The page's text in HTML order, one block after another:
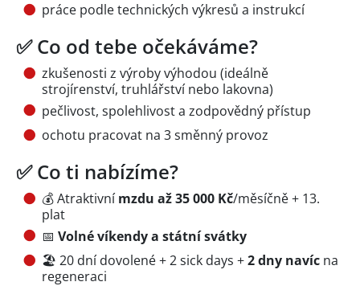
práce podle technických výkresů a instrukcí
✅ Co od tebe očekáváme?
zkušenosti z výroby výhodou (ideálně
strojírenství, truhlářství nebo lakovna)
pečlivost, spolehlivost a zodpovědný přístup
ochotu pracovat na 3 směnný provoz
✅ Co ti nabízíme?
💰 Atraktivnímzdu až 35 000 Kč/měsíčně + 13.
plat
📅 Volné víkendy a státní svátky
🏖 20 dní dovolené + 2 sick days +2 dny navíc na
regeneraci